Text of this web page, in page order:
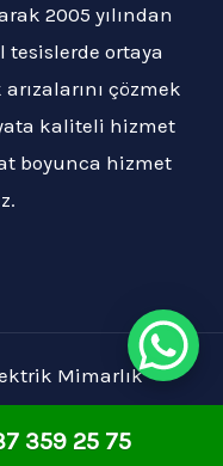
2005 yılından
tesislerde ortaya
çözmek
kaliteli hizmet
boyunca hizmet
Mimarlık
359 25 75